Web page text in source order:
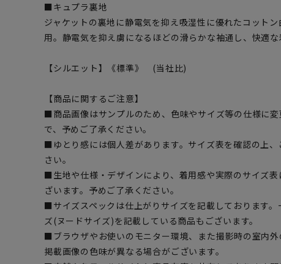
■キュプラ裏地
ジャケットの裏地に静電気を抑え吸湿性に優れたコット
用。静電気を抑え虜になるほどの滑らかな袖通し、快適な
【シルエット】《標準》 (当社比)
【商品に関するご注意】
■商品画像はサンプルのため、色味やサイズ等の仕様に
で、予めご了承ください。
■ゆとり感には個人差があります。サイズ表を確認の上
さい。
■生地や仕様・デザインにより、着用感や実際のサイズ
ざいます。予めご了承ください。
■サイズスペックは仕上がりサイズを記載しております
ズ(ヌードサイズ)を記載している商品もございます。
■ブラウザやお使いのモニター環境、また撮影時の室内
掲載画像の色味が異なる場合がございます。